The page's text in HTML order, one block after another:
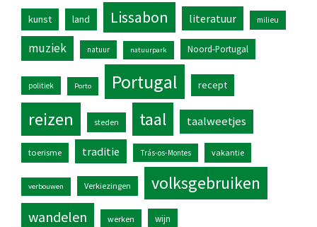
kunst land Lissabon literatuur milieu
muziek natuur natuurpark Noord-Portugal
politiek Porto Portugal recept
reizen steden taal taalweetjes
toerisme traditie Trás-os-Montes vakantie
verbouwen Verkiezingen volksgebruiken
wandelen werken wijn